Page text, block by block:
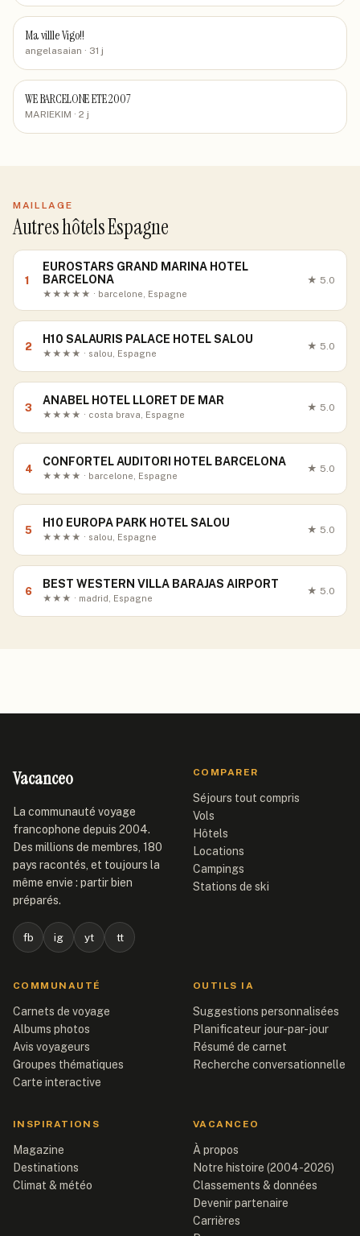
Ma villle Vigo!!
angelasaian · 31 j
WE BARCELONE ETE 2007
MARIEKIM · 2 j
MAILLAGE
Autres hôtels Espagne
1
EUROSTARS GRAND MARINA HOTEL
BARCELONA
★★★★★ · barcelone, Espagne
★ 5.0
2
H10 SALAURIS PALACE HOTEL SALOU
★★★★ · salou, Espagne
★ 5.0
3
ANABEL HOTEL LLORET DE MAR
★★★★ · costa brava, Espagne
★ 5.0
4
CONFORTEL AUDITORI HOTEL BARCELONA
★★★★ · barcelone, Espagne
★ 5.0
5
H10 EUROPA PARK HOTEL SALOU
★★★★ · salou, Espagne
★ 5.0
6
BEST WESTERN VILLA BARAJAS AIRPORT
★★★ · madrid, Espagne
★ 5.0
Vacanceo
La communauté voyage
francophone depuis 2004.
Des millions de membres, 180
pays racontés, et toujours la
même envie : partir bien
préparés.
fb ig yt tt
COMPARER
Séjours tout compris
Vols
Hôtels
Locations
Campings
Stations de ski
COMMUNAUTÉ
Carnets de voyage
Albums photos
Avis voyageurs
Groupes thématiques
Carte interactive
OUTILS IA
Suggestions personnalisées
Planificateur jour-par-jour
Résumé de carnet
Recherche conversationnelle
INSPIRATIONS
Magazine
Destinations
Climat & météo
VACANCEO
À propos
Notre histoire (2004-2026)
Classements & données
Devenir partenaire
Carrières